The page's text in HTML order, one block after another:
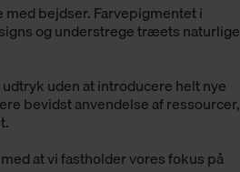
med bejdser. Farvepigmentet i
ogunderstrege træets naturlige
uden at introducere helt nye
bevidst anvendelse af ressourcer,
at vi fastholder vores fokus på